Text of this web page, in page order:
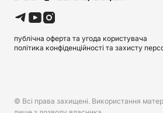
публічна оферта та угода користувача
політика конфіденційності та захисту
© Всі права захищені. Використання